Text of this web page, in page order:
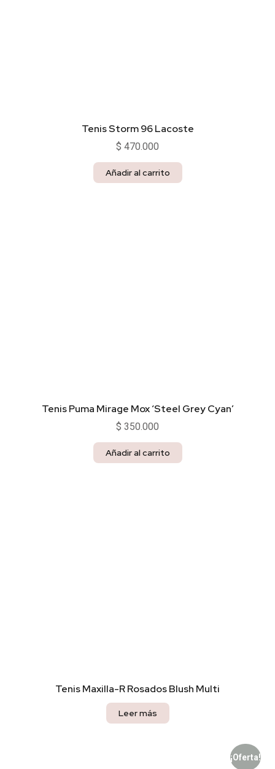
Tenis Storm 96 Lacoste
$ 470.000
Añadir al carrito
Tenis Puma Mirage Mox ‘Steel Grey Cyan’
$ 350.000
Añadir al carrito
Tenis Maxilla-R Rosados Blush Multi
Leer más
¡Oferta!